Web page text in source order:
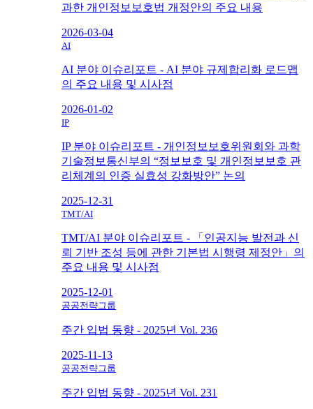
과한 개인정보보호법 개정안의 주요 내용
2026-03-04
AI
AI 분야 이슈리포트 - AI 분야 규제합리화 로드맵
의 주요 내용 및 시사점
2026-01-02
IP
IP 분야 이슈리포트 - 개인정보보호위원회와 과학
기술정보통신부의 “정보보호 및 개인정보보호 관
리체계의 인증 실효성 강화방안” 논의
2025-12-31
TMT/AI
TMT/AI 분야 이슈리포트 - 「인공지능 발전과 신
뢰 기반 조성 등에 관한 기본법 시행령 제정안」의
주요 내용 및 시사점
2025-12-01
공공전략그룹
주간 입법 동향 - 2025년 Vol. 236
2025-11-13
공공전략그룹
주간 입법 동향 - 2025년 Vol. 231